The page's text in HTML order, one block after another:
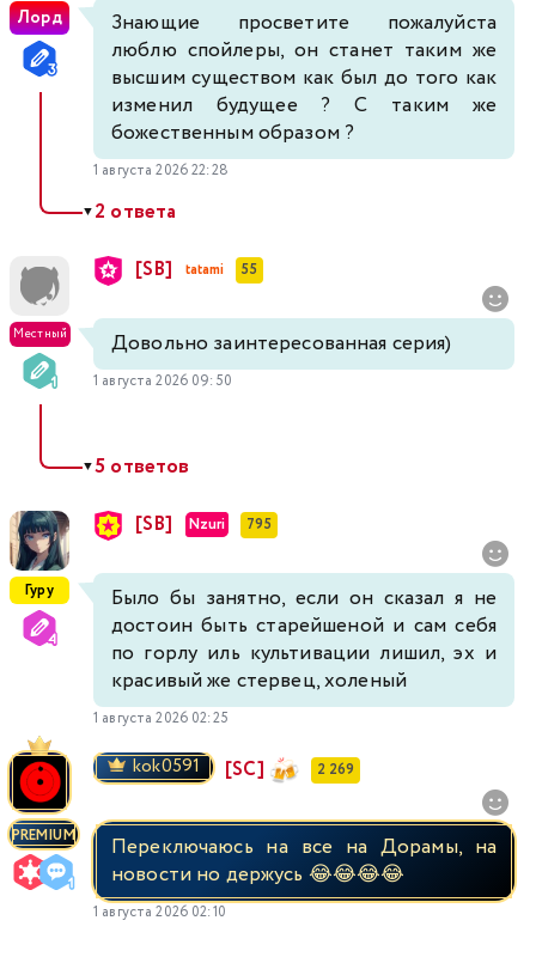
Лорд
Знающие просветите пожалуйста
люблю спойлеры, он станет таким же
высшим существом как был до того как
изменил будущее ? С таким же
божественным образом ?
1 августа 2026 22:28
▼2 ответа
Местный
[SB] tatami 55
Довольно заинтересованная серия)
1 августа 2026 09:50
▼5 ответов
Гуру
[SB] Nzuri 795
Было бы занятно, если он сказал я не
достоин быть старейшеной и сам себя
по горлу иль культивации лишил, эх и
красивый же стервец, холеный
1 августа 2026 02:25
PREMIUM
kok0591 [SC] 2 269
Переключаюсь на все на Дорамы, на
новости но держусь 😂😂😂😂
1 августа 2026 02:10